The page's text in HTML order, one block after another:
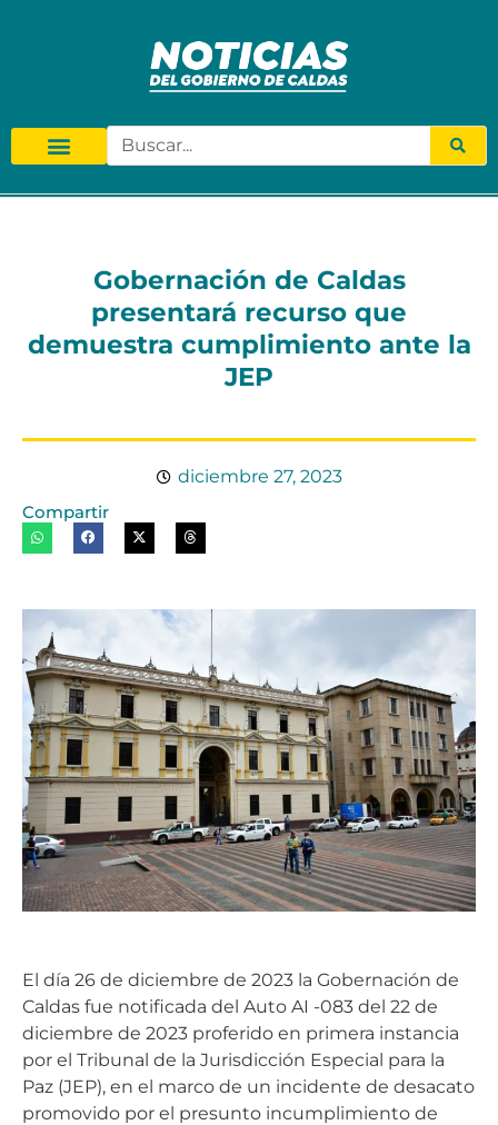
Gobernación de Caldas
presentará recurso que
demuestra cumplimiento ante la
JEP
diciembre 27, 2023
Compartir
El día 26 de diciembre de 2023 la Gobernación de
Caldas fue notificada del Auto AI -083 del 22 de
diciembre de 2023 proferido en primera instancia
por el Tribunal de la Jurisdicción Especial para la
Paz (JEP), en el marco de un incidente de desacato
promovido por el presunto incumplimiento de